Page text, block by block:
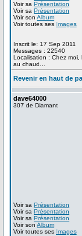
Voir sa Présentation
Voir sa Présentation
Voir son Album
Voir toutes ses Images
Inscrit le: 17 Sep 2011
Messages : 22540
Localisation : Chez moi,
au chaud...
Revenir en haut de
dave64000
307 de Diamant
Voir sa Présentation
Voir sa Présentation
Voir sa Présentation
Voir son Album
Voir toutes ses Images